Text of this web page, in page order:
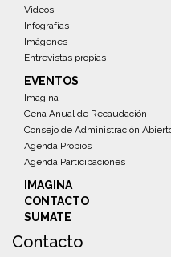
Videos
Infografías
Imágenes
Entrevistas propias
EVENTOS
Imagina
Cena Anual de Recaudación
Consejo de Administración
Agenda Propios
Agenda Participaciones
IMAGINA
CONTACTO
SUMATE
Contacto